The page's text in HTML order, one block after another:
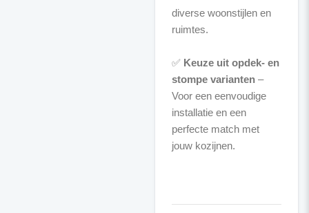
diverse woonstijlen en
ruimtes.
✅ Keuze uit opdek- en
stompe varianten–
Voor een eenvoudige
installatie en een
perfecte match met
jouw kozijnen.